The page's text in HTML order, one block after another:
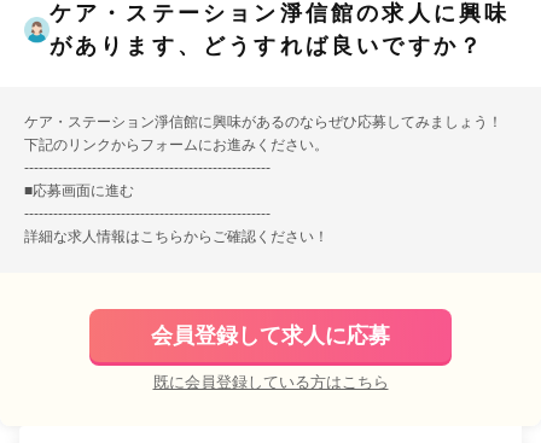
ケア・ステーション淨信館の求人に興味
があります、どうすれば良いですか？
ケア・ステーション淨信館に興味があるのならぜひ応募してみましょう！
下記のリンクからフォームにお進みください。
---------------------------------------------------
■応募画面に進む
---------------------------------------------------
詳細な求人情報はこちらからご確認ください！
会員登録して求人に応募
既に会員登録している方はこちら